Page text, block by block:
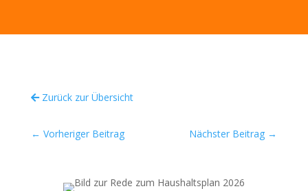
Zurück zur Übersicht
← Vorheriger Beitrag Nächster Beitrag →